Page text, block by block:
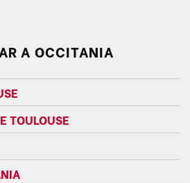
A OCCITANIA
TOULOUSE